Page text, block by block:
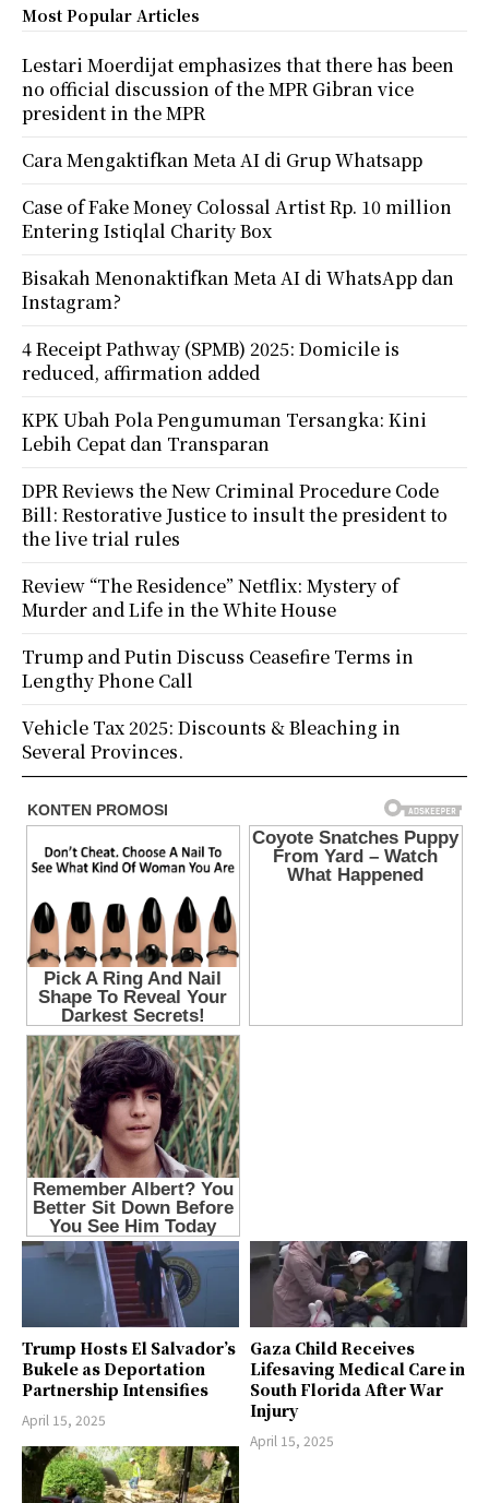
Trump Hosts El Salvador’s
Bukele as Deportation
Partnership Intensifies
April 15, 2025
Gaza Child Receives
Lifesaving Medical Care in
South Florida After War
Injury
April 15, 2025
Most Popular Articles
Lestari Moerdijat emphasizes that there has been
no official discussion of the MPR Gibran vice
president in the MPR
Cara Mengaktifkan Meta AI di Grup Whatsapp
Case of Fake Money Colossal Artist Rp. 10 million
Entering Istiqlal Charity Box
Bisakah Menonaktifkan Meta AI di WhatsApp dan
Instagram?
4 Receipt Pathway (SPMB) 2025: Domicile is
reduced, affirmation added
KPK Ubah Pola Pengumuman Tersangka: Kini
Lebih Cepat dan Transparan
DPR Reviews the New Criminal Procedure Code
Bill: Restorative Justice to insult the president to
the live trial rules
Review “The Residence” Netflix: Mystery of
Murder and Life in the White House
Trump and Putin Discuss Ceasefire Terms in
Lengthy Phone Call
Vehicle Tax 2025: Discounts & Bleaching in
Several Provinces.